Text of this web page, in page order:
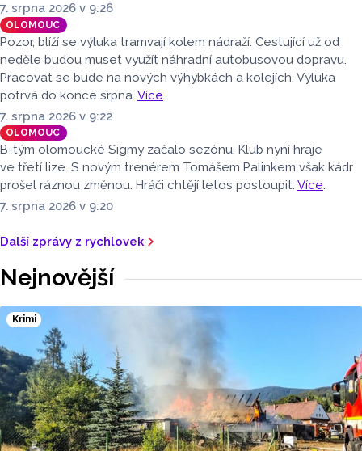
7. srpna 2026 v 9:26
OLOMOUC
Pozor, blíží se výluka tramvají kolem nádraží. Cestující už od
neděle budou muset využít náhradní autobusovou dopravu.
Pracovat se bude na nových výhybkách a kolejích. Výluka
potrvá do konce srpna. Více.
7. srpna 2026 v 9:22
OLOMOUC
B-tým olomoucké Sigmy začalo sezónu. Klub nyní hraje
ve třetí lize. S novým trenérem Tomášem Palinkem však kádr
prošel ráznou změnou. Hráči chtějí letos postoupit. Více.
7. srpna 2026 v 9:20
Další zprávy z rychlovek
Nejnovější
Krimi